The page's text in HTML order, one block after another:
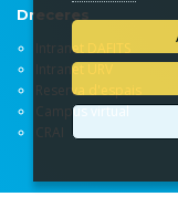
Dreceres
Intranet DAFITS
Intranet URV
Reserva d'espais
Campus virtual
CRAI